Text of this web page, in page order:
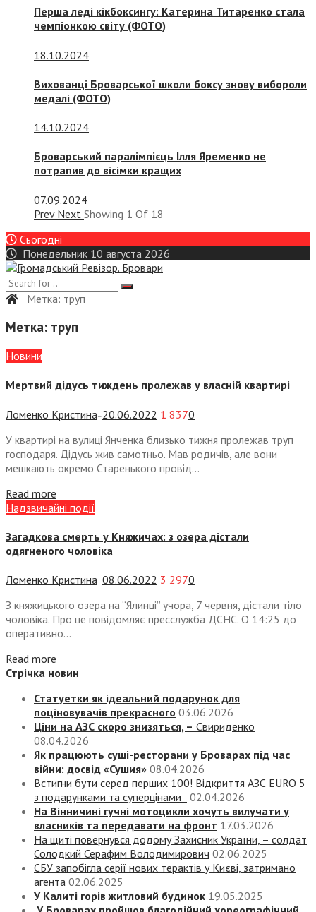
Перша леді кікбоксингу: Катерина Титаренко стала
чемпіонкою світу (ФОТО)
18.10.2024
Вихованці Броварської школи боксу знову вибороли
медалі (ФОТО)
14.10.2024
Броварський паралімпієць Ілля Яременко не
потрапив до вісімки кращих
07.09.2024
Prev Next Showing 1 Of 18
Сьогодні
Понедельник 10 августа 2026
Метка: труп
Метка: труп
Новини
Мертвий дідусь тиждень пролежав у власній квартирі
Ломенко Кристина — 20.06.2022 1 8370
У квартирі на вулиці Янченка близько тижня пролежав труп
господаря. Дідусь жив самотньо. Мав родичів, але вони
мешкають окремо Старенького провід...
Read more
Надзвичайні події
Загадкова смерть у Княжичах: з озера дістали
одягненого чоловіка
Ломенко Кристина—08.06.2022 3 2970
З княжицького озера на “Ялинці” учора, 7 червня, дістали тіло
чоловіка. Про це повідомляє пресслужба ДСНС. О 14:25 до
оперативно...
Read more
Стрічка новин
Статуетки як ідеальний подарунок для
поціновувачів прекрасного 03.06.2026
Ціни на АЗС скоро знизяться, – Свириденко
08.04.2026
Як працюють суші-ресторани у Броварах під час
війни: досвід «Сушия» 08.04.2026
Встигни бути серед перших 100! Відкриття АЗС EURO 5
з подарунками та суперцінами
02.04.2026
На Вінничині гучні мотоцикли хочуть вилучати у
власників та передавати на фронт 17.03.2026
На щиті повернувся додому Захисник України, – солдат
Солодкий Серафим Володимирович 02.06.2025
СБУ запобігла серії нових терактів у Києві, затримано
агента 02.06.2025
У Калиті горів житловий будинок 19.05.2025